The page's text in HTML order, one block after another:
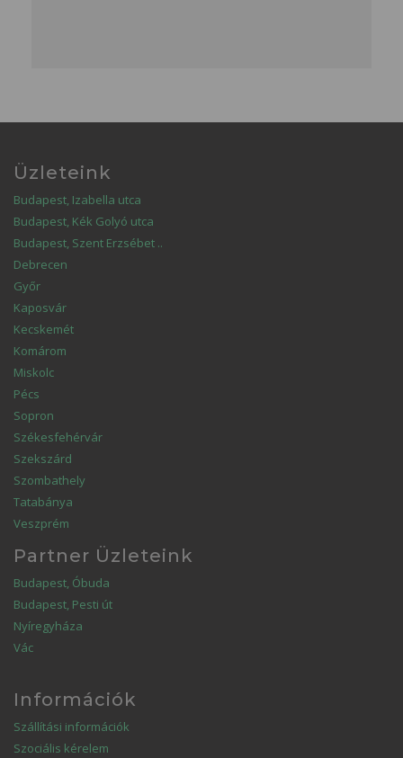
Üzleteink
Budapest, Izabella utca
Budapest, Kék Golyó utca
Budapest, Szent Erzsébet ..
Debrecen
Győr
Kaposvár
Kecskemét
Komárom
Miskolc
Pécs
Sopron
Székesfehérvár
Szekszárd
Szombathely
Tatabánya
Veszprém
Partner Üzleteink
Budapest, Óbuda
Budapest, Pesti út
Nyíregyháza
Vác
Információk
Szállítási információk
Szociális kérelem